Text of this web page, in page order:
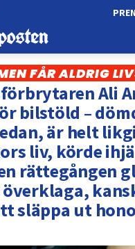
FÅR ALDRIG
Ali
bilstöld –
är helt
liv, körde
rättegången
släppa ut